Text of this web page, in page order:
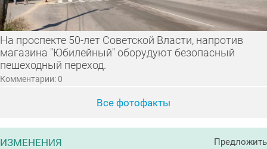
На проспекте 50-лет Советской Власти, напротив
магазина "Юбилейный" оборудуют безопасный
пешеходный переход.
Комментарии: 0
Все фотофакты
ИЗМЕНЕНИЯ Предложить